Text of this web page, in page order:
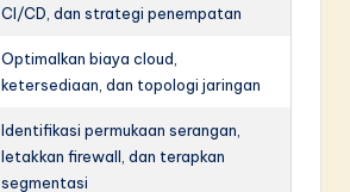
CI/CD, dan strategi penempatan
Optimalkan biaya cloud,
ketersediaan, dan topologi jaringan
Identifikasi permukaan serangan,
letakkan firewall, dan terapkan
segmentasi